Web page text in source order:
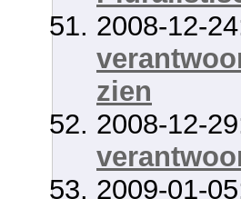
2008-12-
zien
2008-12-
2009-01-